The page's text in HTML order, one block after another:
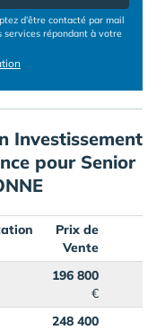
d’être contacté par mail
services répondant à votre
Investissement
pour Senior
Prix de
Vente
196 800
€
248 400